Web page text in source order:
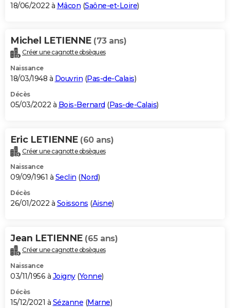
18/06/2022 à Mâcon (Saône-et-Loire)
Michel LETIENNE (73 ans)
Créer une cagnotte obsèques
Naissance
18/03/1948 à Douvrin (Pas-de-Calais)
Décès
05/03/2022 à Bois-Bernard (Pas-de-Calais)
Eric LETIENNE (60 ans)
Créer une cagnotte obsèques
Naissance
09/09/1961 à Seclin (Nord)
Décès
26/01/2022 à Soissons (Aisne)
Jean LETIENNE (65 ans)
Créer une cagnotte obsèques
Naissance
03/11/1956 à Joigny(Yonne)
Décès
15/12/2021 à Sézanne (Marne)